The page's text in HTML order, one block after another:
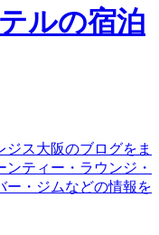
ルの宿泊
ジス大阪のブログをま
ティー・ラウンジ・
ー・ジムなどの情報を